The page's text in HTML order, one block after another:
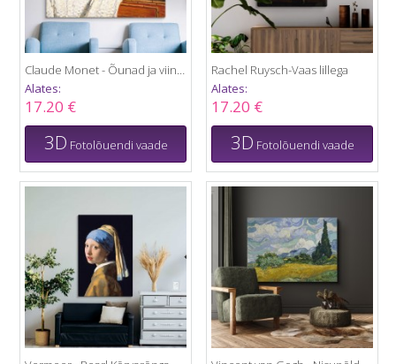
Claude Monet - Õunad ja viinamarjad
Alates:
17.20 €
3D Fotolõuendi vaade
Rachel Ruysch-Vaas lillega
Alates:
17.20 €
3D Fotolõuendi vaade